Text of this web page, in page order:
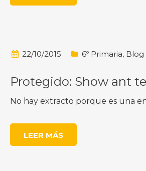
22/10/2015 6º Primaria, Blog
Protegido: Show ant
No hay extracto porque es una
LEER MÁS